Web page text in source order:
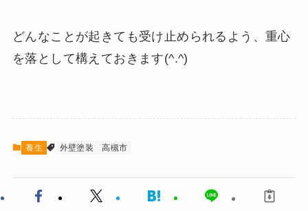
どんなことが起きても受け止められるよう、重心
を落として構えておきます(^.^)
養生 外壁塗装 高槻市